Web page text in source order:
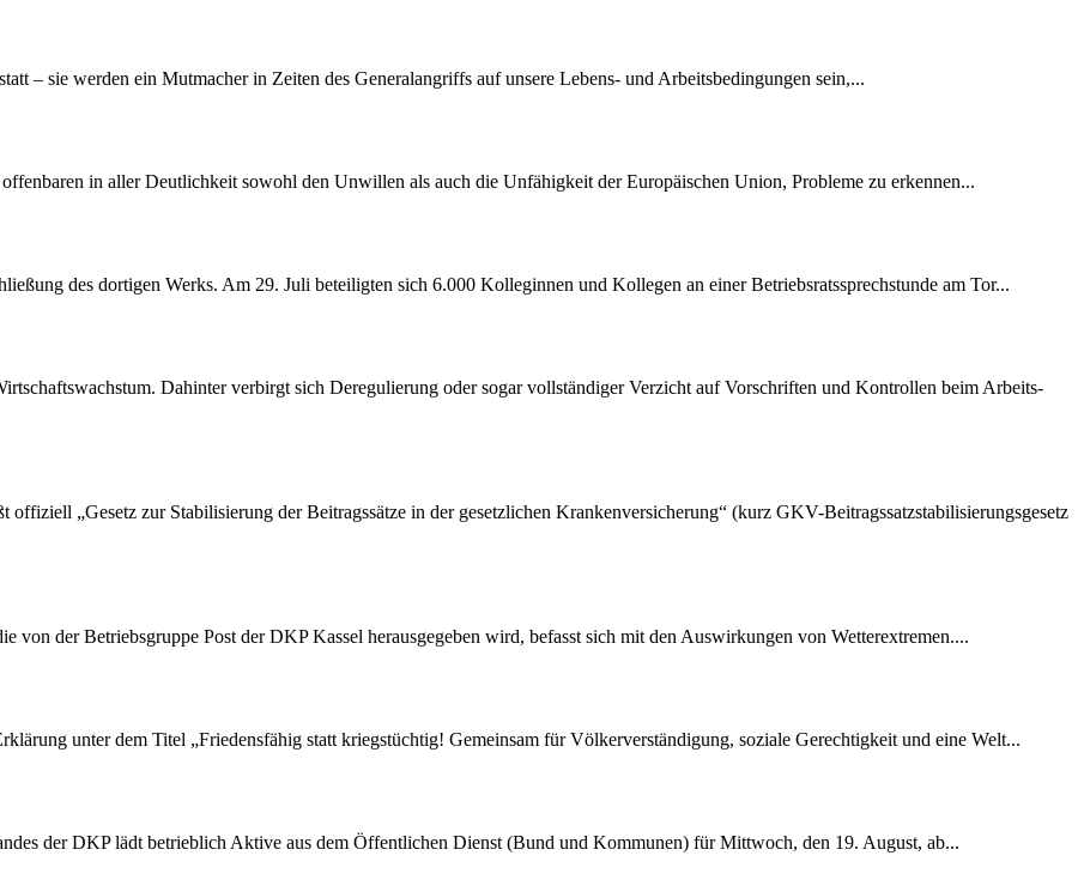
– sie werden ein Mutmacher in Zeiten des Generalangriffs auf unsere Lebens- und Arbeitsbedingungen sein,...
in aller Deutlichkeit sowohl den Unwillen als auch die Unfähigkeit der Europäischen Union, Probleme zu erkennen...
des dortigen Werks. Am 29. Juli beteiligten sich 6.000 Kolleginnen und Kollegen an einer Betriebsratssprechstunde am Tor...
Dahinter verbirgt sich Deregulierung oder sogar vollständiger Verzicht auf Vorschriften und Kontrollen beim Arbeits-
offiziell „Gesetz zur Stabilisierung der Beitragssätze in der gesetzlichen Krankenversicherung“ (kurz GKV-Beitragssatzstabilisierungsgesetz
von der Betriebsgruppe Post der DKP Kassel herausgegeben wird, befasst sich mit den Auswirkungen von Wetterextremen....
unter dem Titel „Friedensfähig statt kriegstüchtig! Gemeinsam für Völkerverständigung, soziale Gerechtigkeit und eine Welt...
der DKP lädt betrieblich Aktive aus dem Öffentlichen Dienst (Bund und Kommunen) für Mittwoch, den 19. August, ab...